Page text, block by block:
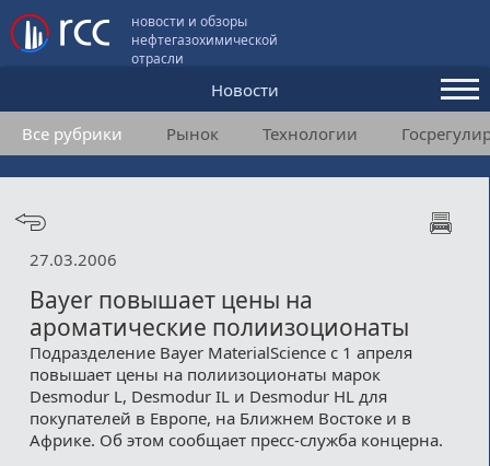
новости и обзоры
нефтегазохимической
отрасли
Новости
Аналитика и мнения
Конференции
Пользовательское соглашение
Медиакит
Контакты
Все рубрики Рынок Технологии
27.03.2006
Bayer повышает цены на
ароматические полиизоционаты
Подразделение Bayer MaterialScience с 1 апреля
повышает цены на полиизоционаты марок
Desmodur L, Desmodur IL и Desmodur HL для
покупателей в Европе, на Ближнем Востоке и в
Африке. Об этом сообщает пресс-служба концерна.